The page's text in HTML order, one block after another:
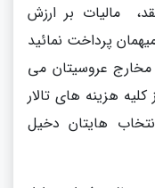
مالیات بر ارزش
پرداخت نمائید
مخارج عروسیتان می
هزینه های تالار
هایتان دخیل